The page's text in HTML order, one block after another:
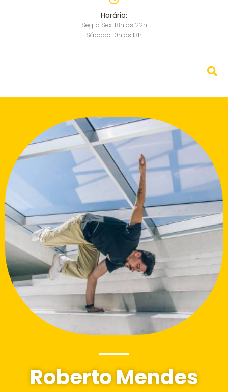
Horário:
Seg. a Sex. 18h às 22h
Sábado 10h às 13h
Roberto Mendes